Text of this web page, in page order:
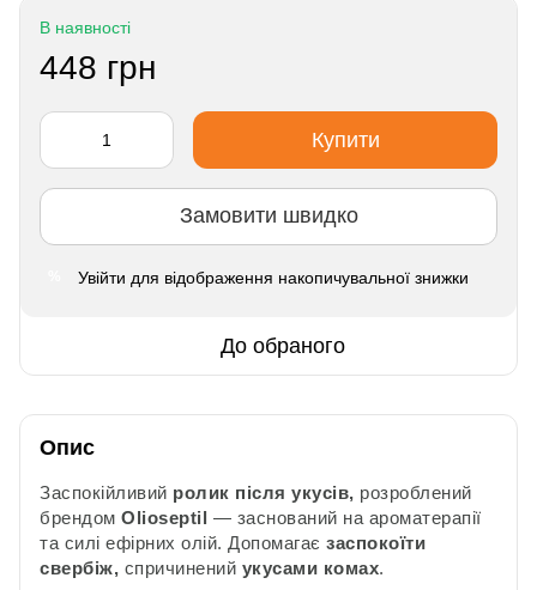
В наявності
448 грн
Купити
Замовити швидко
Увійти для відображення накопичувальної знижки
До обраного
Опис
Заспокійливий ролик після укусів, розроблений
брендом Olioseptil — заснований на ароматерапії
та силі ефірних олій. Допомагає заспокоїти
свербіж, спричинений укусами комах.